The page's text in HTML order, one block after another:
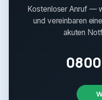
Kostenloser Anruf —
und vereinbaren
akuten
0800